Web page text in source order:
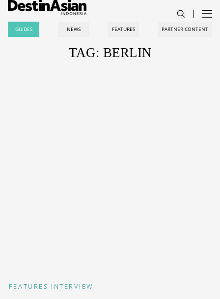
GUIDES NEWS FEATURES PARTNER CONTENT
TAG: BERLIN
FEATURES INTERVIEW